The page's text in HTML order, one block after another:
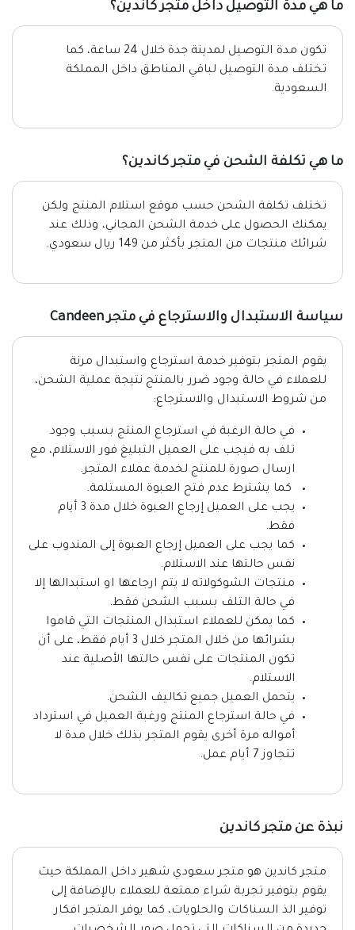
ما هي مدة التوصيل داخل متجر كاندين؟
تكون مدة التوصيل لمدينة جدة خلال 24 ساعة، كما
تختلف مدة التوصيل لباقي المناطق داخل المملكة
السعودية.
ما هي تكلفة الشحن في متجر كاندين؟
تختلف تكلفة الشحن حسب موقع استلام المنتج ولكن
يمكنك الحصول على خدمة الشحن المجاني، وذلك عند
شرائك منتجات من المتجر بأكثر من 149 ريال سعودي.
سياسة الاستبدال والاسترجاع في متجر Candeen
يقوم المتجر بتوفير خدمة استرجاع واستبدال مرنة
للعملاء في حالة وجود ضرر بالمنتج نتيجة عملية الشحن،
من شروط الاستبدال والاسترجاع:
في حالة الرغبة في استرجاع المنتج بسبب وجود
تلف به فيجب على العميل التبليغ فور الاستلام، مع
ارسال صورة للمنتج لخدمة عملاء المتجر.
كما يشترط عدم فتح العبوة المستلمة.
يجب على العميل إرجاع العبوة خلال مدة 3 أيام
فقط.
كما يجب على العميل إرجاع العبوة إلى المندوب على
نفس حالتها عند الاستلام.
منتجات الشوكولاته لا يتم ارجاعها او استبدالها إلا
في حالة التلف بسبب الشحن فقط.
كما يمكن للعملاء استبدال المنتجات التي قاموا
بشرائها من خلال المتجر خلال 3 أيام فقط، على أن
تكون المنتجات على نفس حالتها الأصلية عند
الاستلام.
يتحمل العميل جميع تكاليف الشحن.
في حالة استرجاع المنتج ورغبة العميل في استرداد
أمواله مرة أخرى يقوم المتجر بذلك خلال مدة لا
تتجاوز 7 أيام عمل.
نبذة عن متجر كاندين
متجر كاندين هو متجر سعودي شهير داخل المملكة حيث
يقوم بتوفير تجربة شراء ممتعة للعملاء بالإضافة إلى
توفير الذ السناكات والحلويات، كما يوفر المتجر افكار